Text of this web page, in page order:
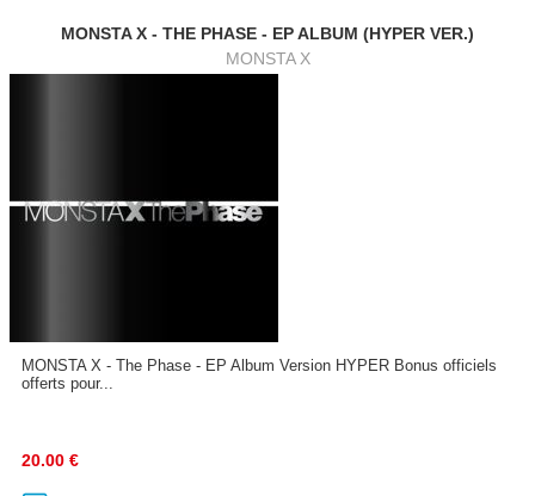
MONSTA X - THE PHASE - EP ALBUM (HYPER VER.)
MONSTA X
MONSTA X - The Phase - EP Album Version HYPER Bonus officiels
offerts pour...
20.00 €